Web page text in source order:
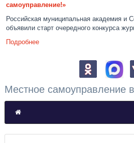
самоуправление!»
Российская муниципальная академия и
объявили старт очередного конкурса
Подробнее
Местное самоуправление